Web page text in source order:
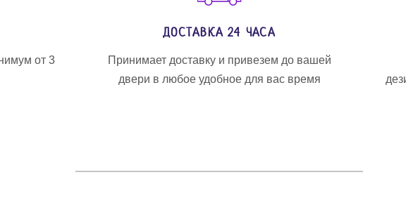
от 3
ДОСТАВКА 24 ЧАСА
Принимает доставку и привезем до вашей
двери в любое удобное для вас время